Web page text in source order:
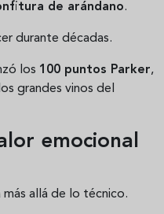
de arándano.
durante décadas.
los 100 puntos Parker,
grandes vinos del
emocional
más allá de lo técnico.